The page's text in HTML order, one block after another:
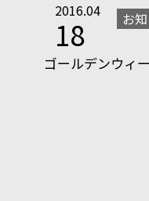
2016.04
18 お
ゴールデンウィ